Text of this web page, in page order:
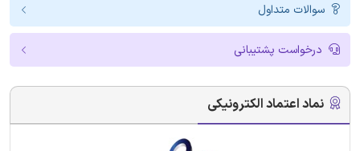
سوالات متداول
درخواست پشتیبانی
نماد اعتماد الکترونیکی